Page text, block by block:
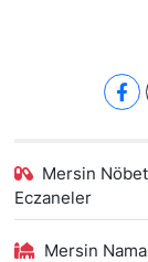
Mersin
Eczaneler
Mersin